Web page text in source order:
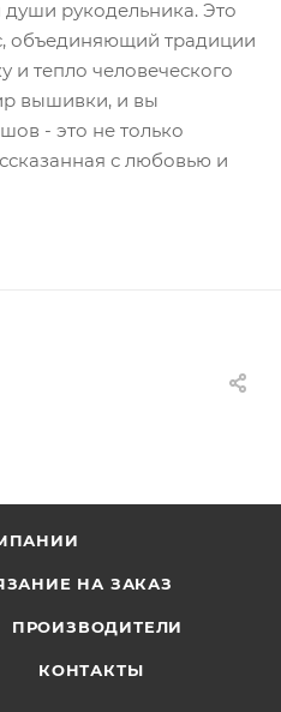
души рукодельника. Это
объединяющий традиции
и тепло человеческого
вышивки, и вы
- это не только
с любовью и
НА ЗАКАЗ
ПРОИЗВОДИТЕЛИ
КОНТАКТЫ